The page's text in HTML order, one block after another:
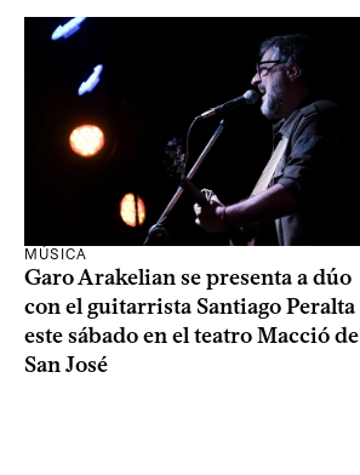
MÚSICA
Garo Arakelian se presenta a dúo
con el guitarrista Santiago Peralta
este sábado en el teatro Macció de
San José